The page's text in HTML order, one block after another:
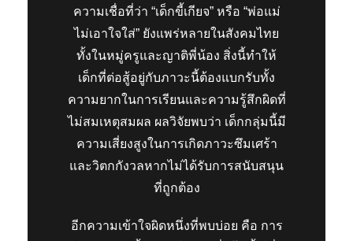
ความเชื่อที่ว่า “เด็กขี้เกียจ” หรือ “พ่อแม่
ไม่เอาใจใส่” ยังแพร่หลายในสังคมไทย
ทั้งในหมู่ครูและญาติพี่น้อง สิ่งนี้ทำให้
เด็กที่ต่อสู้อยู่กับภาวะนี้ต้องแบกรับทั้ง
ความยากในการเรียนและความรู้สึกผิดที่
ไม่สมเหตุสมผล ผลวิจัยพบว่า เด็กกลุ่มนี้มี
ความเสี่ยงสูงในการเกิดภาวะซึมเศร้า
และวิตกกังวลหากไม่ได้รับการสนับสนุน
ที่ถูกต้อง
อีกความเข้าใจผิดหนึ่งที่พบบ่อย คือ การ